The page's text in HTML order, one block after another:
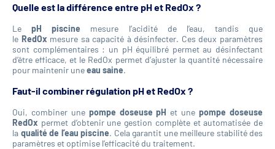
Quelle est la différence entre pH et RedOx ?
LepH piscine mesure l’acidité de l’eau, tandis que
le RedOx mesure sa capacité à désinfecter. Ces deux paramètres
sont complémentaires : un pH équilibré permet au désinfectant
d’être efficace, et le RedOx permet d’ajuster la quantité nécessaire
pour maintenir uneeau saine.
Faut-il combiner régulation pH et RedOx ?
Oui, combiner une pompe doseuse pH et unepompe doseuse
RedOx permet d’obtenir une gestion complète et automatisée de
la qualité de l’eau piscine. Cela garantit une meilleure stabilité des
paramètres et optimise l’efficacité du traitement.